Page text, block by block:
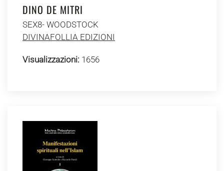
DINO DE MITRI
SEX8- WOODSTOCK
DIVINAFOLLIA EDIZIONI
Visualizzazioni: 1656